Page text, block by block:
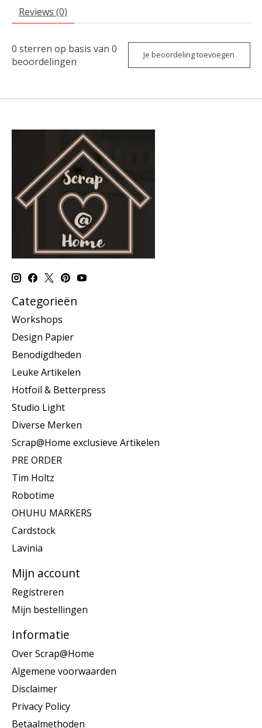
Reviews (0)
0 sterren op basis van 0
beoordelingen
Je beoordeling toevoegen
Categorieën
Workshops
Design Papier
Benodigdheden
Leuke Artikelen
Hotfoil & Betterpress
Studio Light
Diverse Merken
Scrap@Home exclusieve Artikelen
PRE ORDER
Tim Holtz
Robotime
OHUHU MARKERS
Cardstock
Lavinia
Mijn account
Registreren
Mijn bestellingen
Informatie
Over Scrap@Home
Algemene voorwaarden
Disclaimer
Privacy Policy
Betaalmethoden